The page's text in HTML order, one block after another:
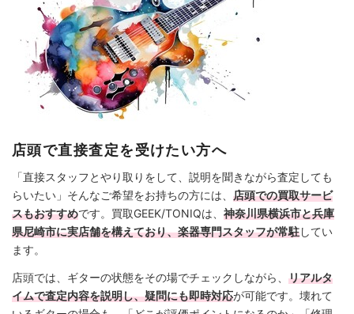
店頭で直接査定を受けたい方へ
「直接スタッフとやり取りをして、説明を聞きながら査定しても
らいたい」そんなご希望をお持ちの方には、 店頭での買取サービ
スもおすすめです。買取GEEK/TONIQは、 神奈川県横浜市と兵庫
県尼崎市に実店舗を構えており、楽器専門スタッフが常駐してい
ます。
店頭では、ギターの状態をその場でチェックしながら、 リアルタ
イムで査定内容を説明し、疑問にも即時対応が可能です。壊れて